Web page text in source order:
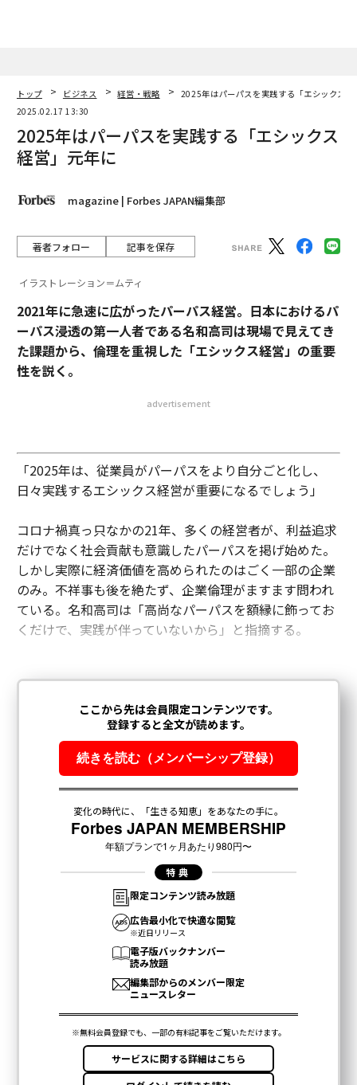
トップ ビジネス 経営・戦略
2025年はパーパスを実践する「エシックス経
2025.02.17 13:30
2025年はパーパスを実践する「エシックス
経営」元年に
magazine | Forbes JAPAN編集部
著者フォロー 記事を保存
イラストレーション＝ムティ
2021年に急速に広がったパーパス経営。日本におけるパ
ーパス浸透の第一人者である名和高司は現場で見えてき
た課題から、倫理を重視した「エシックス経営」の重要
性を説く。
advertisement
「2025年は、従業員がパーパスをより自分ごと化し、
日々実践するエシックス経営が重要になるでしょう」
コロナ禍真っ只なかの21年、多くの経営者が、利益追求
だけでなく社会貢献も意識したパーパスを掲げ始めた。
しかし実際に経済価値を高められたのはごく一部の企業
のみ。不祥事も後を絶たず、企業倫理がますます問われ
ている。名和高司は「高尚なパーパスを額縁に飾ってお
くだけで、実践が伴っていないから」と指摘する。